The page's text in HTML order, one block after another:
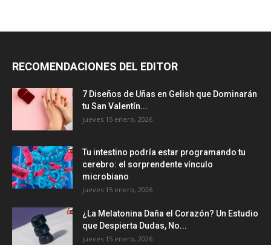
RECOMENDACIONES DEL EDITOR
7 Diseños de Uñas en Gelish que Dominarán
tu San Valentín...
jueves 15 enero, 2026
Tu intestino podría estar programando tu
cerebro: el sorprendente vínculo
microbiano
jueves 15 enero, 2026
¿La Melatonina Daña el Corazón? Un Estudio
que Despierta Dudas, No...
jueves 15 enero, 2026